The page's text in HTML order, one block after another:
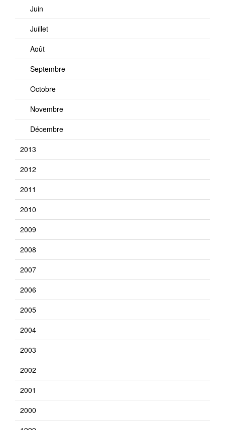
Juin
Juillet
Août
Septembre
Octobre
Novembre
Décembre
2013
2012
2011
2010
2009
2008
2007
2006
2005
2004
2003
2002
2001
2000